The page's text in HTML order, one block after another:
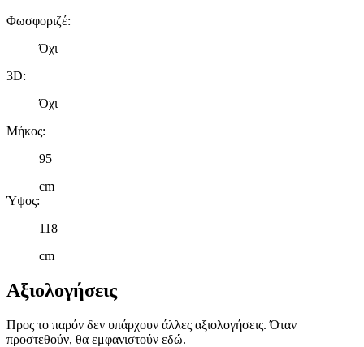
Φωσφοριζέ:
Όχι
3D:
Όχι
Μήκος:
95
cm
Ύψος:
118
cm
Αξιολογήσεις
Προς το παρόν δεν υπάρχουν άλλες αξιολογήσεις. Όταν
προστεθούν, θα εμφανιστούν εδώ.